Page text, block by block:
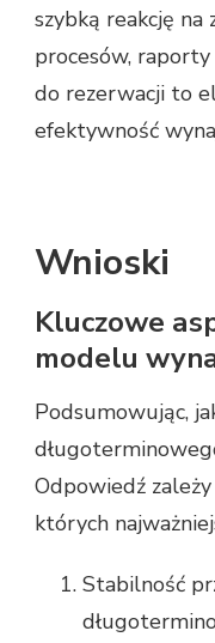
szybką reakcję na
procesów,
do rezerwacji to
efektywność
Wnioski
Kluczowe
modelu
Podsumowując,
Odpowiedź
których
Stabilność